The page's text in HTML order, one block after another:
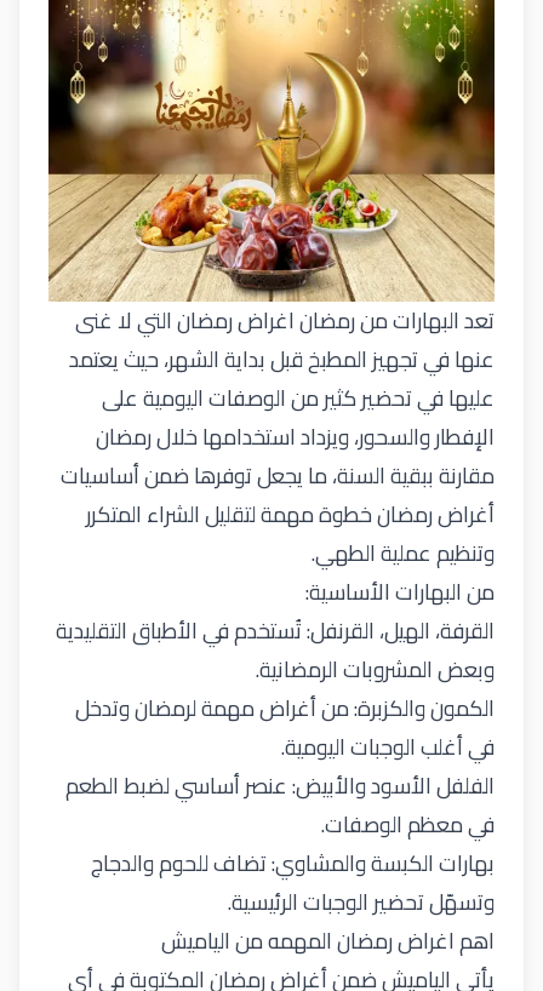
تعد البهارات من رمضان اغراض رمضان التي لا غنى
عنها في تجهيز المطبخ قبل بداية الشهر، حيث يعتمد
عليها في تحضير كثير من الوصفات اليومية على
الإفطار والسحور، ويزداد استخدامها خلال رمضان
مقارنة ببقية السنة، ما يجعل توفرها ضمن أساسيات
أغراض رمضان خطوة مهمة لتقليل الشراء المتكرر
وتنظيم عملية الطهي.
من البهارات الأساسية:
القرفة، الهيل، القرنفل: تُستخدم في الأطباق التقليدية
وبعض المشروبات الرمضانية.
الكمون والكزبرة: من أغراض مهمة لرمضان وتدخل
في أغلب الوجبات اليومية.
الفلفل الأسود والأبيض: عنصر أساسي لضبط الطعم
في معظم الوصفات.
بهارات الكبسة والمشاوي: تضاف للحوم والدجاج
وتسهّل تحضير الوجبات الرئيسية.
اهم اغراض رمضان المهمه من الياميش
يأتي الياميش ضمن أغراض رمضان المكتوبة في أي